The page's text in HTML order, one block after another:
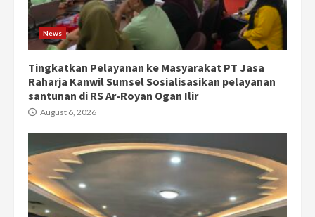
News
Tingkatkan Pelayanan ke Masyarakat PT Jasa
Raharja Kanwil Sumsel Sosialisasikan pelayanan
santunan di RS Ar-Royan Ogan Ilir
August 6, 2026